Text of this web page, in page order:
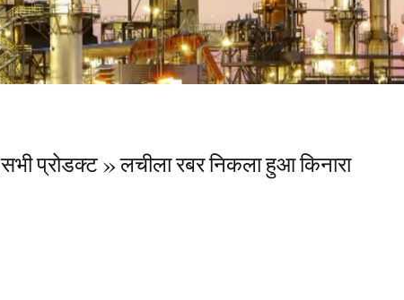
सभी प्रोडक्ट लचीला रबर निकला हुआ किनारा